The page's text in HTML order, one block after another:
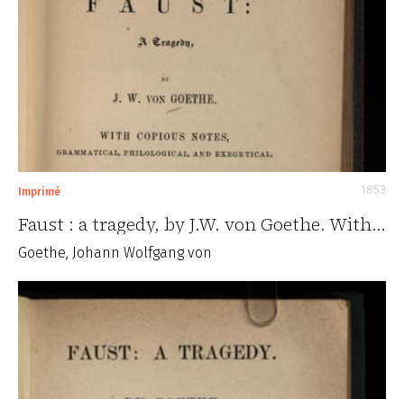
Imprimé 1853
Faust : a tragedy, by J.W. von Goethe. With…
Goethe, Johann Wolfgang von